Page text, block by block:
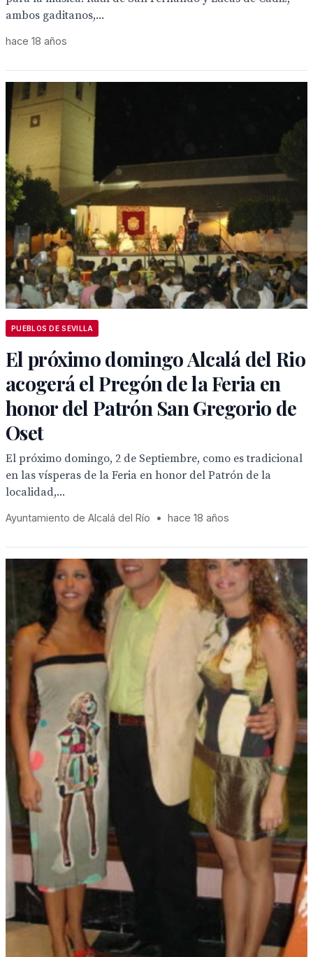
ambos gaditanos,...
hace 18 años
PUEBLOS DE SEVILLA
El próximo domingo Alcalá del Rio
acogerá el Pregón de la Feria en
honor del Patrón San Gregorio de
Oset
El próximo domingo, 2 de Septiembre, como es tradicional
en las vísperas de la Feria en honor del Patrón de la
localidad,...
Ayuntamiento de Alcalá del Río • hace 18 años